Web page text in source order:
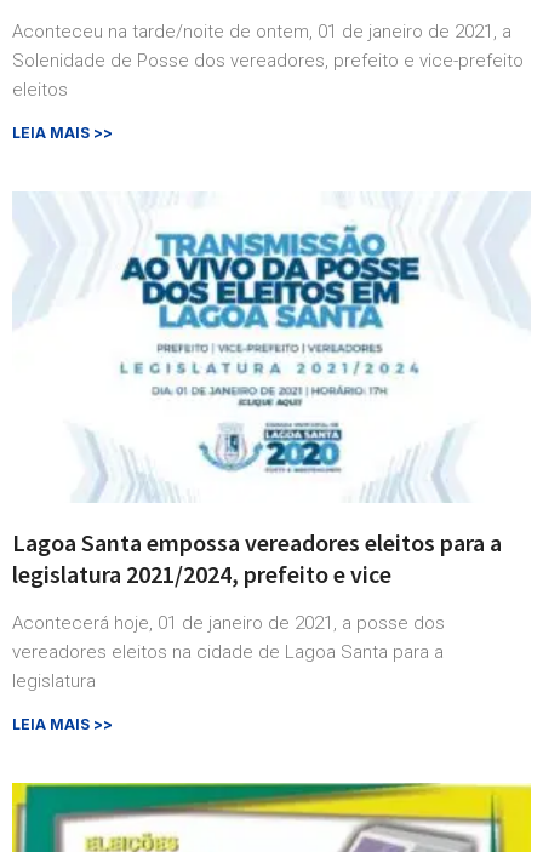
Aconteceu na tarde/noite de ontem, 01 de janeiro de 2021, a
Solenidade de Posse dos vereadores, prefeito e vice-prefeito
eleitos
LEIA MAIS >>
Lagoa Santa empossa vereadores eleitos para a
legislatura 2021/2024, prefeito e vice
Acontecerá hoje, 01 de janeiro de 2021, a posse dos
vereadores eleitos na cidade de Lagoa Santa para a
legislatura
LEIA MAIS >>